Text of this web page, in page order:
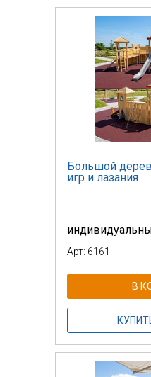
Большой
игр и лазания
Арт: 6161
В